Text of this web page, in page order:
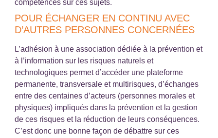
compétences sur ces sujets.
POUR ÉCHANGER EN CONTINU AVEC
D’AUTRES PERSONNES CONCERNÉES
L’adhésion à une association dédiée à la prévention et
à l’information sur les risques naturels et
technologiques permet d’accéder une plateforme
permanente, transversale et multirisques, d’échanges
entre des centaines d’acteurs (personnes morales et
physiques) impliqués dans la prévention et la gestion
de ces risques et la réduction de leurs conséquences.
C’est donc une bonne façon de débattre sur ces